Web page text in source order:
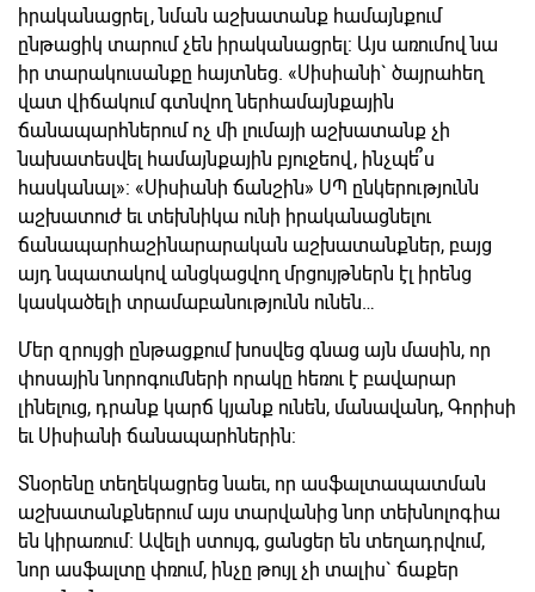
իրականացրել, նման աշխատանք համայնքում
ընթացիկ տարում չեն իրականացրել: Այս առումով նա
իր տարակուսանքը հայտնեց. «Սիսիանի` ծայրահեղ
վատ վիճակում գտնվող ներհամայնքային
ճանապարհներում ոչ մի լումայի աշխատանք չի
նախատեսվել համայնքային բյուջեով, ինչպե՞ս
հասկանալ»: «Սիսիանի ճանշին» ՍՊ ընկերությունն
աշխատուժ եւ տեխնիկա ունի իրականացնելու
ճանապարհաշինարարական աշխատանքներ, բայց
այդ նպատակով անցկացվող մրցույթներն էլ իրենց
կասկածելի տրամաբանությունն ունեն…
Մեր զրույցի ընթացքում խոսվեց գնաց այն մասին, որ
փոսային նորոգումների որակը հեռու է բավարար
լինելուց, դրանք կարճ կյանք ունեն, մանավանդ, Գորիսի
եւ Սիսիանի ճանապարհներին:
Տնօրենը տեղեկացրեց նաեւ, որ ասֆալտապատման
աշխատանքներում այս տարվանից նոր տեխնոլոգիա
են կիրառում։ Ավելի ստույգ, ցանցեր են տեղադրվում,
նոր ասֆալտը փռում, ինչը թույլ չի տալիս` ճաքեր